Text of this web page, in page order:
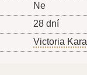
Ne
28 dní
Victoria